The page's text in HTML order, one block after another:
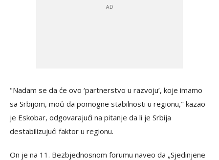
"Nadam se da će ovo ‘partnerstvo u razvoju’, koje imamo
sa Srbijom, moći da pomogne stabilnosti u regionu," kazao
je Eskobar, odgovarajući na pitanje da li je Srbija
destabilizujući faktor u regionu.
On je na 11. Bezbjednosnom forumu naveo da „Sjedinjene